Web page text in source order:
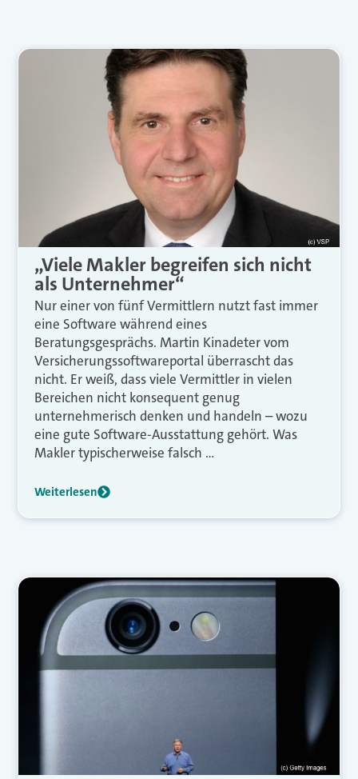
„Viele Makler begreifen sich nicht
als Unternehmer“
Nur einer von fünf Vermittlern nutzt fast immer
eine Software während eines
Beratungsgesprächs. Martin Kinadeter vom
Versicherungssoftwareportal überrascht das
nicht. Er weiß, dass viele Vermittler in vielen
Bereichen nicht konsequent genug
unternehmerisch denken und handeln – wozu
eine gute Software-Ausstattung gehört. Was
Makler typischerweise falsch …
Weiterlesen